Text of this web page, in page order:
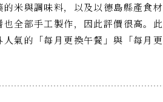
米與調味料，以及以德島縣產食材
全部手工製作，因此評價很高。此
氣的「每月更換午餐」與「每月更